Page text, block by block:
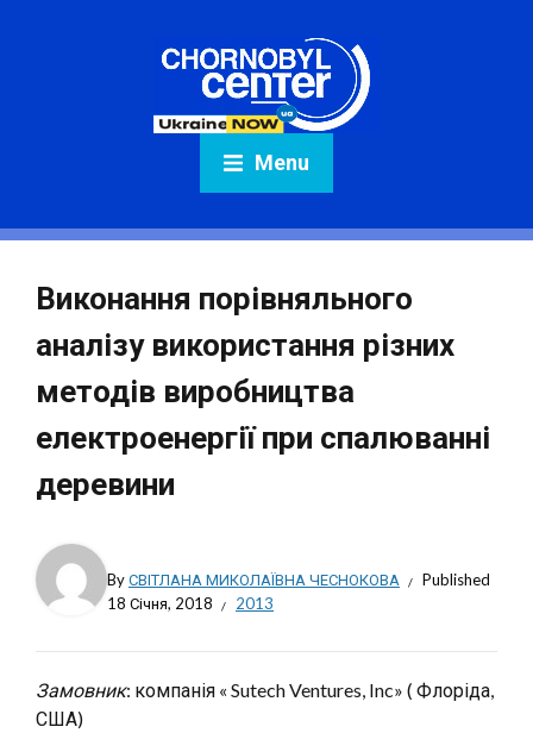
Menu
Виконання порівняльного
аналізу використання різних
методів виробництва
електроенергії при спалюванні
деревини
ByСВІТЛАНА МИКОЛАЇВНА ЧЕСНОКОВА
Published
18 Січня, 2018
2013
Замовник: компанія « Sutech Ventures, Inc» ( Флоріда,
США)